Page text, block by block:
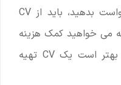
های مطالعاتی و تحقیقاتی درخواست بدهید، باید از CV
می خواهید کمک هزینه
تحصیلی و بورسیه دریافت کنید بهتر است یک CV تهیه